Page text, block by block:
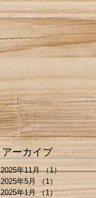
アーカイブ
2025年11月 （1）1件の記事
2025年5月 （1）
1件の記事
2025年1月 （1）1件の記事